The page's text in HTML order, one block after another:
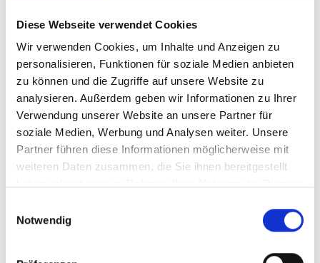
Diese Webseite verwendet Cookies
Wir verwenden Cookies, um Inhalte und Anzeigen zu
personalisieren, Funktionen für soziale Medien anbieten
zu können und die Zugriffe auf unsere Website zu
analysieren. Außerdem geben wir Informationen zu Ihrer
Verwendung unserer Website an unsere Partner für
soziale Medien, Werbung und Analysen weiter. Unsere
Partner führen diese Informationen möglicherweise mit
weiteren Daten zusammen, die Sie ihnen bereitgestellt
Notwendig
Ihr Partner für optimales
Sehen in Dingolfing
Als erster Ansprechpartner für das gute Sehen sind wir
anatomisch und ästhetisch perfekt auf Ihre
individuellen Wünsche und Bedürfnisse angepasste
Sehhilfe kümmern. Wir sind auch oft die Ersten, die